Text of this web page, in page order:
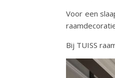
Voor een
Bij TUISS